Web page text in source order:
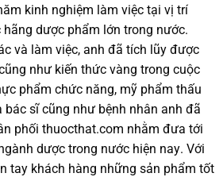
kinh nghiệm làm việc tại vị trí
dược phẩm lớn trong nước.
và làm việc, anh đã tích lũy được
như kiến thức vàng trong cuộc
phẩm chức năng, mỹ phẩm thấu
bác sĩcũng như bệnh nhân anh đã
phối thuocthat.com nhằm đưa tới
dược trong nước hiện nay. Với
tay khách hàng những sản phẩm tốt